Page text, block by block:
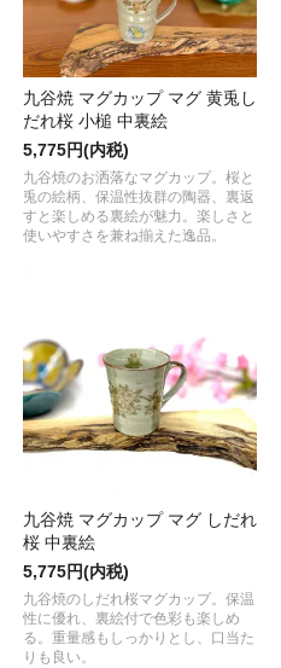
九谷焼 マグカップ マグ 黄兎し
だれ桜 小槌 中裏絵
5,775円(内税)
九谷焼のお洒落なマグカップ。桜と
兎の絵柄、保温性抜群の陶器、裏返
すと楽しめる裏絵が魅力。楽しさと
使いやすさを兼ね揃えた逸品。
九谷焼 マグカップ マグ しだれ
桜 中裏絵
5,775円(内税)
九谷焼のしだれ桜マグカップ。保温
性に優れ、裏絵付で色彩も楽しめ
る。重量感もしっかりとし、口当た
りも良い。